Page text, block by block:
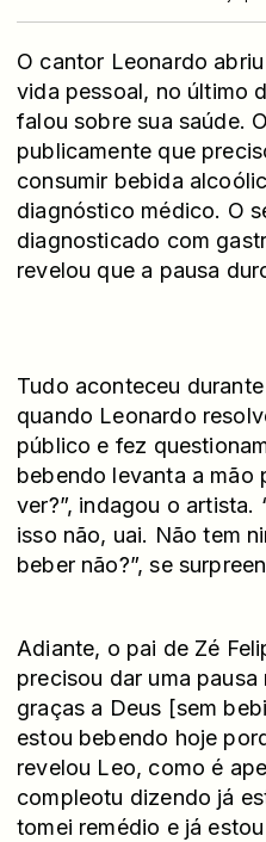
O cantor Leonardo
vida pessoal, no último
falou sobre sua saúde.
publicamente que
consumir bebida
diagnóstico médico. O
diagnosticado com
revelou que a pausa
Tudo aconteceu
quando Leonardo
público e fez
bebendo levanta a mão
ver?”, indagou o artista.
isso não, uai. Não tem
beber não?”, se
Adiante, o pai de Zé
precisou dar uma pausa
graças a Deus [sem
estou bebendo hoje
revelou Leo, como é
compleotu dizendo já
tomei remédio e já